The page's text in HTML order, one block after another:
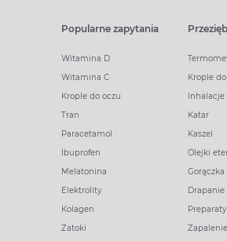
Popularne zapytania
Witamina D
Witamina C
Krople do oczu
Tran
Paracetamol
Ibuprofen
Melatonina
Elektrolity
Kolagen
Zatoki
Krople
Inhalacje
Katar
Kaszel
Olejki
Gorączka